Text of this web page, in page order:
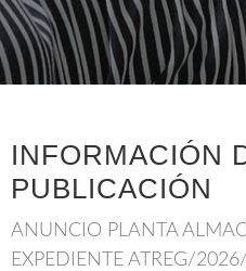
INFORMACIÓN
PUBLICACIÓN
ANUNCIO PLANTA
EXPEDIENTE ATREG/